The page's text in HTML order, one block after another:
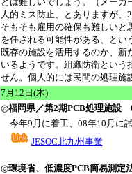
人的ミス防止、とありますが、
そもそも雇用の確保も難しいと
を任される可能性がある、と
既存の施設を活用するのか、新
いるようです。組織防衛とい
せん。個人的には民間の処理施
7月12日(木)
◎福岡県／第2期PCB処理施設
今年9月に着工、08年10月に
JESOC北九州事業
◎環境省、低濃度PCB簡易測定